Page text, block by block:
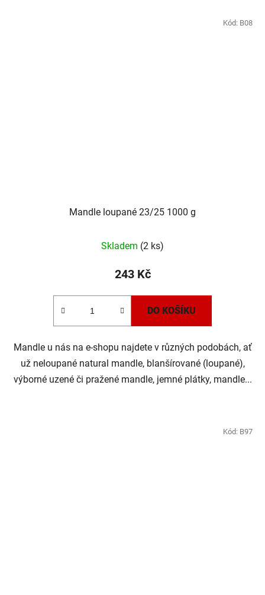
Mandle loupané 23/25 1000 g
Skladem (2 ks)
243 Kč
DO KOŠÍKU
Mandle u nás na e-shopu najdete v různých podobách, ať
už neloupané natural mandle, blanšírované (loupané),
výborné uzené či pražené mandle, jemné plátky, mandle...
Kód: B08
Kód: B97